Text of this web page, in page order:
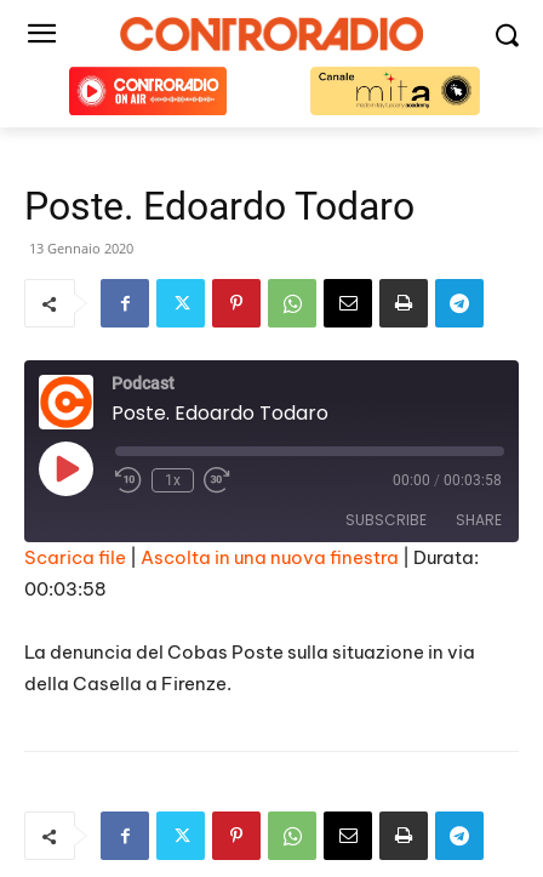
Poste. Edoardo Todaro
13 Gennaio 2020
Podcast
Poste. Edoardo Todaro
Play
Episode
1x 00:00 / 00:03:58
SUBSCRIBE SHARE
SHARE
LINK
EMBED
Scarica file Ascolta in una nuova finestra
Durata:
00:03:58
La denuncia del Cobas Poste sulla situazione in via
della Casella a Firenze.